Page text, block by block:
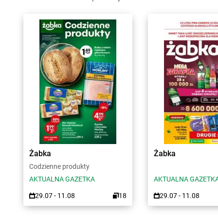
Żabka
Codzienne produkty
AKTUALNA GAZETKA
29.07 - 11.08 18
Żabka
AKTUALNA
29.07 - 11.08